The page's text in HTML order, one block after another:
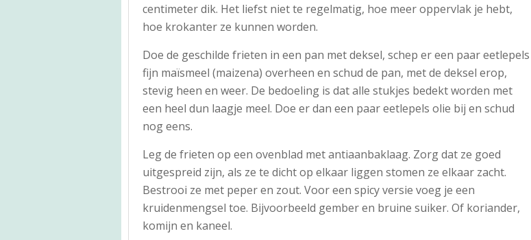
centimeter dik. Het liefst niet te regelmatig, hoe meer oppervlak je hebt,
hoe krokanter ze kunnen worden.
Doe de geschilde frieten in een pan met deksel, schep er een paar eetlepels
fijn maïsmeel (maizena) overheen en schud de pan, met de deksel erop,
stevig heen en weer. De bedoeling is dat alle stukjes bedekt worden met
een heel dun laagje meel. Doe er dan een paar eetlepels olie bij en schud
nog eens.
Leg de frieten op een ovenblad met antiaanbaklaag. Zorg dat ze goed
uitgespreid zijn, als ze te dicht op elkaar liggen stomen ze elkaar zacht.
Bestrooi ze met peper en zout. Voor een spicy versie voeg je een
kruidenmengsel toe. Bijvoorbeeld gember en bruine suiker. Of koriander,
komijn en kaneel.